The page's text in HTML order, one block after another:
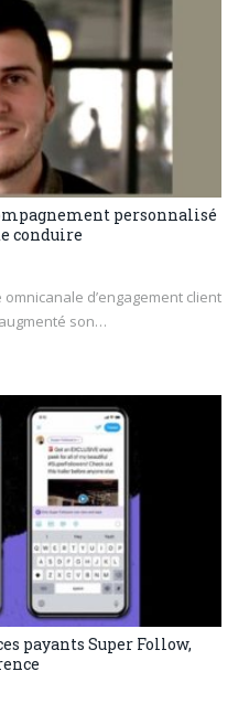
personnalisé
conduire
d’engagement client
son…
payants Super Follow,